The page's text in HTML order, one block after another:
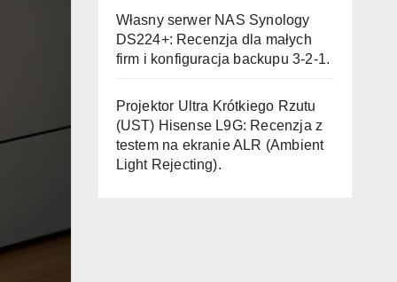
Własny serwer NAS Synology
DS224+: Recenzja dla małych
firm i konfiguracja backupu 3-2-1.
Projektor Ultra Krótkiego Rzutu
(UST) Hisense L9G: Recenzja z
testem na ekranie ALR (Ambient
Light Rejecting).